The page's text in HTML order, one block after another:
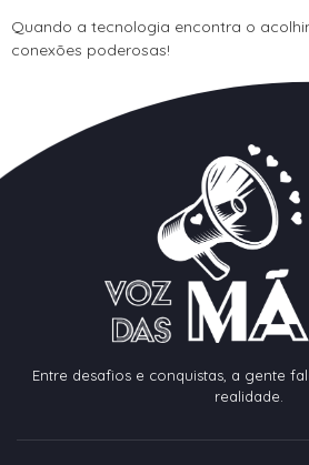
Quando a tecnologia encontra o
conexões poderosas!
Entre desafios e conquistas, a gente
realidade.